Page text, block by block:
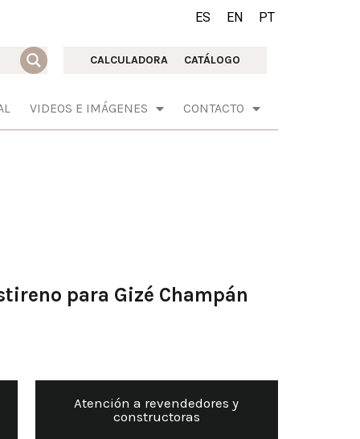
ES EN PT
CALCULADORA CATÁLOGO
VIDEOS E IMÁGENES CONTACTO
para Gizé Champán
Atención a revendedores y
constructoras